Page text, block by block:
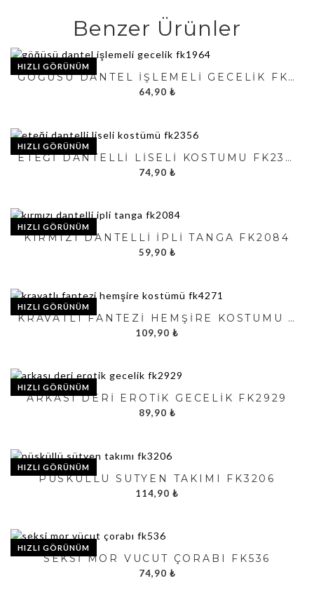
Benzer Ürünler
HIZLI GÖRÜNÜM
GÖĞÜSÜ DANTEL İŞLEMELI GECELIK FK1964
64,90 ₺
HIZLI GÖRÜNÜM
ETEĞI DANTELLI LISELI KOSTÜMÜ FK2356
74,90 ₺
HIZLI GÖRÜNÜM
KIRMIZI DANTELLI İPLI TANGA FK2084
59,90 ₺
HIZLI GÖRÜNÜM
KRAVATLI FANTEZI HEMŞIRE KOSTÜMÜ FK4271
109,90 ₺
HIZLI GÖRÜNÜM
ARKASI DERI EROTIK GECELIK FK2929
89,90 ₺
HIZLI GÖRÜNÜM
PÜSKÜLLÜ SÜTYEN TAKIMI FK3206
114,90 ₺
HIZLI GÖRÜNÜM
SEKSI MOR VÜCUT ÇORABI FK536
74,90 ₺